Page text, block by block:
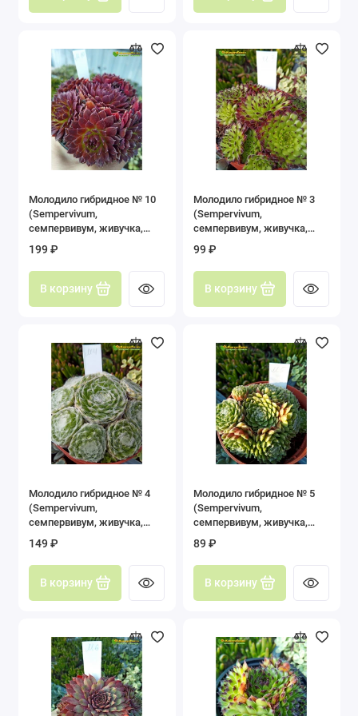
Эхеверия (Echeveria)
Показать все
Молодило гибридное № 10
(Sempervivum,
семпервивум, живучка,
199 ₽
В корзину
Молодило гибридное № 3
(Sempervivum,
семпервивум, живучка,
99 ₽
В корзину
Молодило гибридное № 4
(Sempervivum,
семпервивум, живучка,
149 ₽
В корзину
Молодило гибридное № 5
(Sempervivum,
семпервивум, живучка,
89 ₽
В корзину